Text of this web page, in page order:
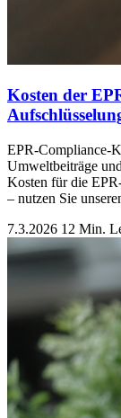
Kosten der
EPR-Compliance-
Umweltbeiträge
Kosten für die
– nutzen Sie
7.3.2026 12 Min.